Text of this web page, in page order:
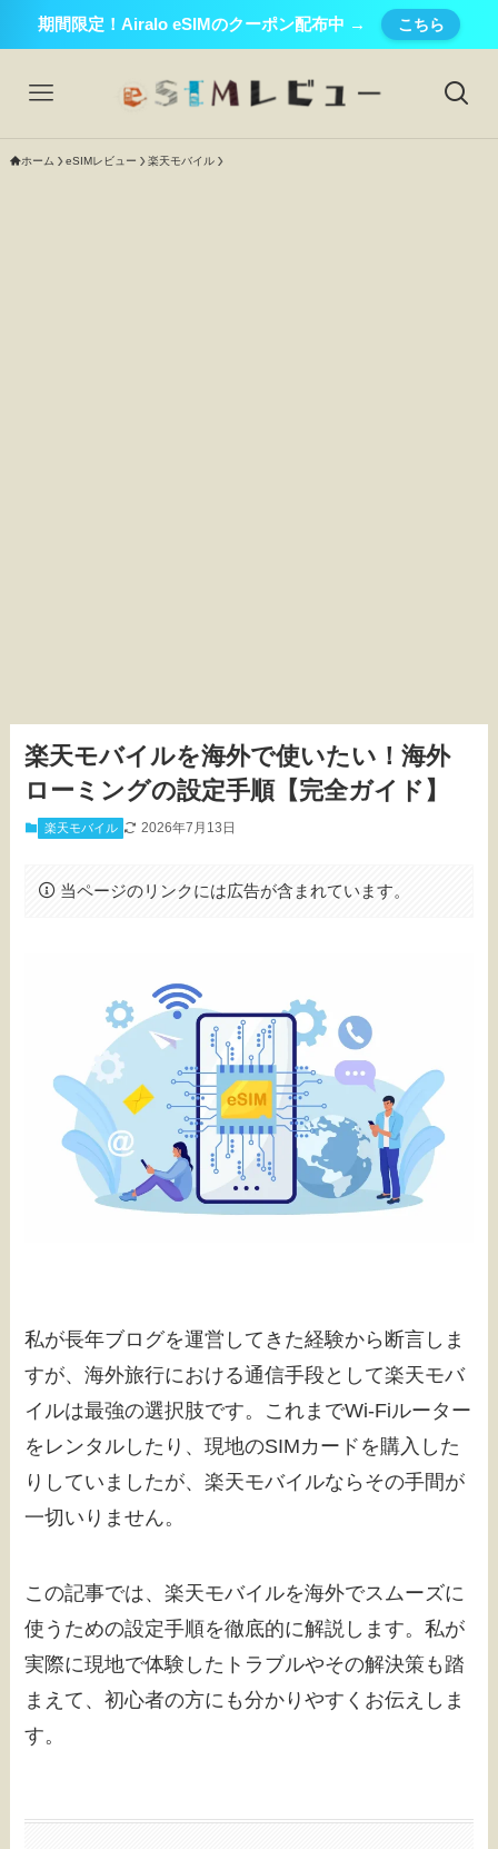
期間限定！Airalo eSIMのクーポン配布中 → こちら
ホーム eSIMレビュー 楽天モバイル
楽天モバイルを海外で使いたい！海外
ローミングの設定手順【完全ガイド】
楽天モバイル 2026年7月13日
当ページのリンクには広告が含まれています。
私が長年ブログを運営してきた経験から断言しま
すが、海外旅行における通信手段として楽天モバ
イルは最強の選択肢です。これまでWi-Fiルーター
をレンタルしたり、現地のSIMカードを購入した
りしていましたが、楽天モバイルならその手間が
一切いりません。
この記事では、楽天モバイルを海外でスムーズに
使うための設定手順を徹底的に解説します。私が
実際に現地で体験したトラブルやその解決策も踏
まえて、初心者の方にも分かりやすくお伝えしま
す。